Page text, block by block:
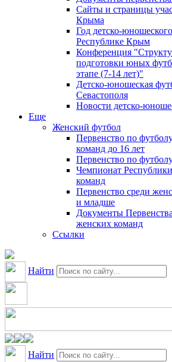
Сайты и страницы
Крыма
Год детско-
Республике Крым
Конференция
подготовки юных
этапе (7-14 лет)"
Детско-юношеская
Севастополя
Новости детско-
Еще
Женский футбол
Первенство по
команд до 16 лет
Первенство по
Чемпионат
команд
Первенство среди
и младше
Документы
женских команд
Ссылки
Найти
Найти